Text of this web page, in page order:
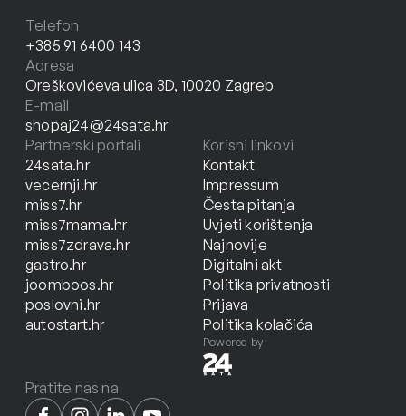
Telefon
+385 91 6400 143
Adresa
Oreškovićeva ulica 3D, 10020 Zagreb
E-mail
shopaj24@24sata.hr
Partnerski portali
24sata.hr
vecernji.hr
miss7.hr
miss7mama.hr
miss7zdrava.hr
gastro.hr
joomboos.hr
poslovni.hr
autostart.hr
Korisni linkovi
Kontakt
Impressum
Česta pitanja
Uvjeti korištenja
Najnovije
Digitalni akt
Politika privatnosti
Prijava
Politika kolačića
Powered by
Pratite nas na